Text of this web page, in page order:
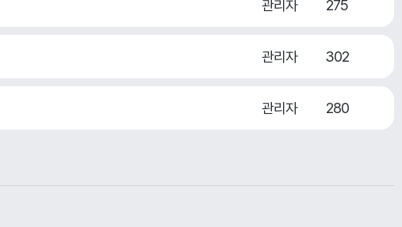
관리자 275
관리자 302
관리자 280